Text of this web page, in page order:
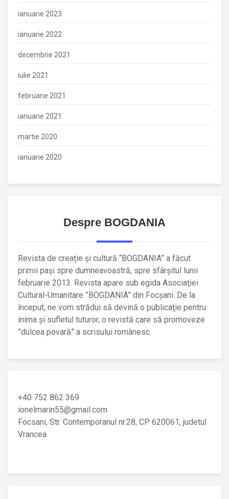
ianuarie 2023
ianuarie 2022
decembrie 2021
iulie 2021
februarie 2021
ianuarie 2021
martie 2020
ianuarie 2020
Despre BOGDANIA
Revista de creaţie şi cultură “BOGDANIA” a făcut
primii paşi spre dumneavoastră, spre sfârşitul lunii
februarie 2013. Revista apare sub egida Asociaţiei
Cultural-Umanitare ”BOGDANIA” din Focşani. De la
început, ne vom strădui să devină o publicaţie pentru
inima şi sufletul tuturor, o revistă care să promoveze
”dulcea povară” a scrisului românesc.
+40 752 862 369
ionelmarin55@gmail.com
Focsani, Str. Contemporanul nr.28, CP 620061, judetul
Vrancea